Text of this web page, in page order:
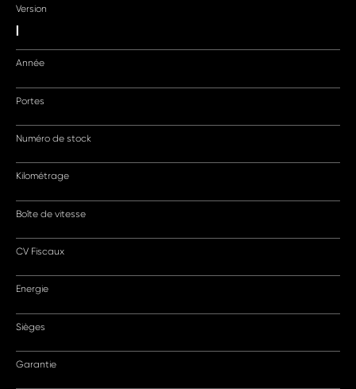
Version
|
Année
Portes
Numéro de stock
Kilométrage
Boîte de vitesse
CV Fiscaux
Energie
Sièges
Garantie